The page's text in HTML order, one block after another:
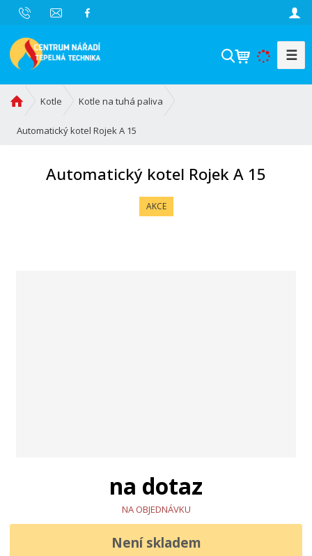
V
h
t
☰
o
Kotle Kotle na tuhá paliva
Automatický kotel Rojek A 15
Automatický kotel Rojek A 15
AKCE
na dotaz
NA OBJEDNÁVKU
Není skladem